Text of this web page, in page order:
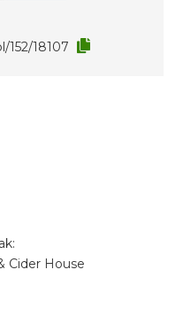
152/18107
Cider House